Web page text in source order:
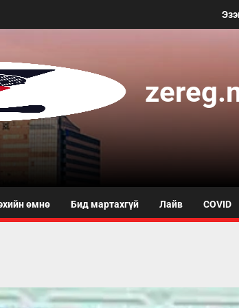
Эзэмшил газрын
өмнө Бид мартахгүй Лайв COVID